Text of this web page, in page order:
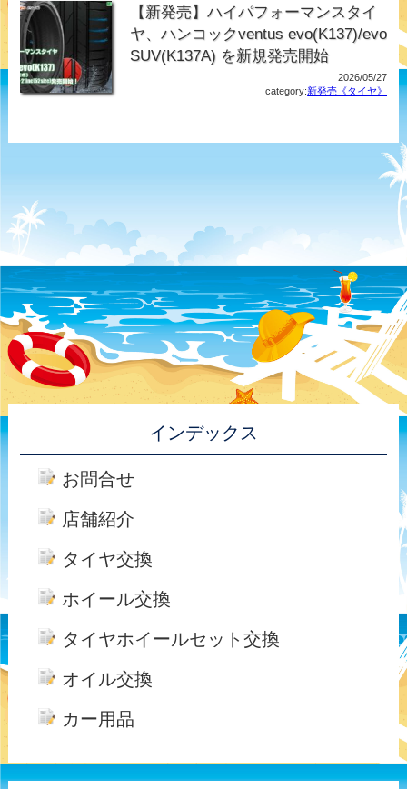
【新発売】ハイパフォーマンスタイ
ヤ、ハンコックventus evo(K137)/evo
SUV(K137A) を新規発売開始
2026/05/27
category:新発売《タイヤ》
インデックス
お問合せ
店舗紹介
タイヤ交換
ホイール交換
タイヤホイールセット交換
オイル交換
カー用品